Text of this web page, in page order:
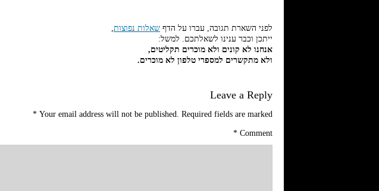
לפני השארת תגובה, עברו על הדף שאלות נפוצות,
ייתכן וכבר ענינו לשאלתכם. למשל:
אנחנו לא קונים ולא מוכרים תקליטים,
ולא מתקשרים למספרי טלפון לא מוכרים.
Leave a Reply
Your email address will not be published. Required fields are marked
*
Comment
*